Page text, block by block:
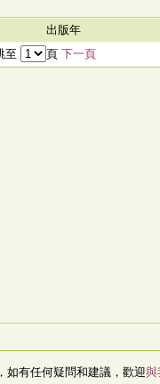
出版年
至 頁 下一頁
如有任何疑問和建議，歡迎與